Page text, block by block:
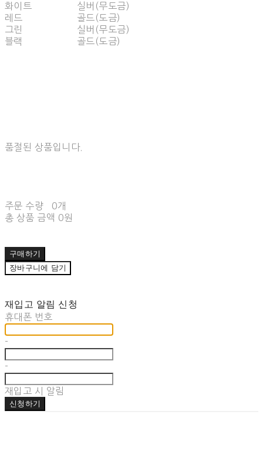
화이트
레드
그린
블랙
실버(무도금)
골드(도금)
실버(무도금)
골드(도금)
품절된 상품입니다.
주문 수량
0개
총 상품 금액 0원
구매하기
장바구니에 담기
재입고 알림 신청
휴대폰 번호
-
-
재입고 시 알림
신청하기